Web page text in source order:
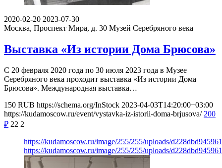
2020-02-20 2023-07-30
Москва, Проспект Мира, д. 30 Музей Серебряного века
Выставка «Из истории Дома Брюсова»
С 20 февраля 2020 года по 30 июля 2023 года в Музее
Серебряного века проходит выставка «Из истории Дома
Брюсова». Международная выставка…
150 RUB https://schema.org/InStock 2023-04-03T14:20:00+03:00
https://kudamoscow.ru/event/vystavka-iz-istorii-doma-brjusova/ 200
₽ 22 2
https://kudamoscow.ru/image/255/255/uploads/
https://kudamoscow.ru/image/255/255/uploads/